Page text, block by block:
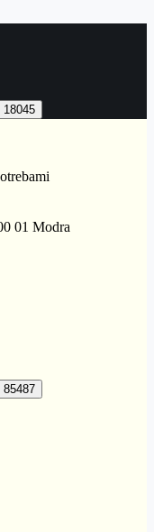
01 Modra